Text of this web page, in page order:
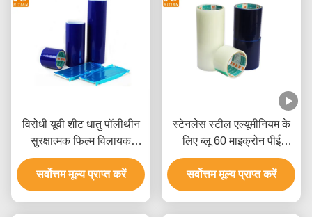
विरोधी यूवी शीट धातु पॉलीथीन
सुरक्षात्मक फिल्म विलायक
आधारित चिपकने वाला:
सर्वोत्तम मूल्य प्राप्त करें
स्टेनलेस स्टील एल्यूमीनियम के
लिए ब्लू 60 माइक्रोन पीई
सुरक्षात्मक फिल्म
सर्वोत्तम मूल्य प्राप्त करें